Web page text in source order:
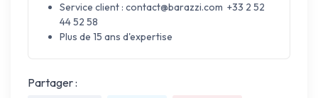
Service client : contact@barazzi.com +33 2 52
44 52 58
Plus de 15 ans d'expertise
Partager :